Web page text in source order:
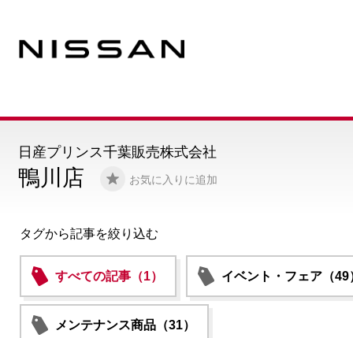
鴨川店 お気に入りに追加
日産プリンス千葉販売株式会社
タグから記事を絞り込む
すべての記事（1） イベント・フェア（49
メンテナンス商品（31）